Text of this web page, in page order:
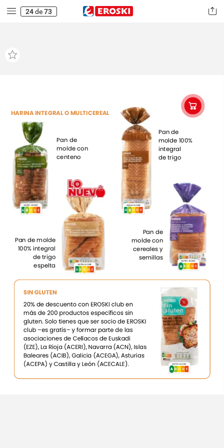
24de73
HARINAINTEGRALOMULTICEREAL
Pan de
moldecon
centeno
Pan de
moldecon
cereales y
semillas
Pande
molde 100%
integral
detrigo
Pan de molde
100%integral
detrigo
espelta
A B D E
C
NUTRI-SCORE
B
A B D E
C
NUTRI-SCORE
C
A B D E
C
NUTRI-SCORE
B
A B D E
C
NUTRI-SCORE
A
SINGLUTEN
20% dedescuento con EROSKI cluben
más de 200 productos específicossin
gluten. Solotienesque ser sociode EROSKI
club –es gratis– yformar parte de las
asociaciones de Celíacos deEuskadi
(EZE),La Rioja (ACERI), Navarra (ACN), Islas
Baleares (ACIB), Galicia (ACEGA),Asturias
(ACEPA) y Castillay León (ACECALE).
A B D E
C
NUTRI-SCORE
A